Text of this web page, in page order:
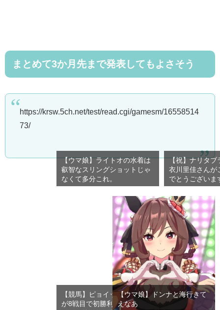
まとめて3か月先まで発表してもよさそう
https://krsw.5ch.net/test/read.cgi/gamesm/16558514
73/
【ウマ娘】ライトオの水着は
叡智なスリングショットじゃ
なくて多分これ。
【祝】ナリタブ
衣川里佳さんが
でとうございま
【競馬】ピョイットハレルヤ
が8戦目で初勝利！久しぶり
【ウマ娘】ドンナと海行きて
えなあ